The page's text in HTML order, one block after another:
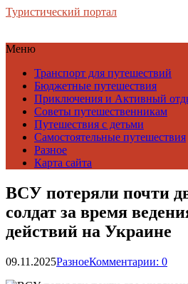
Туристический портал
Меню
Транспорт для путешествий
Бюджетные путешествия
Приключения и Активный
Советы путешественникам
Путешествия с детьми
Самостоятельные путешествия
Разное
Карта сайта
ВСУ потеряли почти
солдат за время
действий на Украине
09.11.2025РазноеКомментарии: 0